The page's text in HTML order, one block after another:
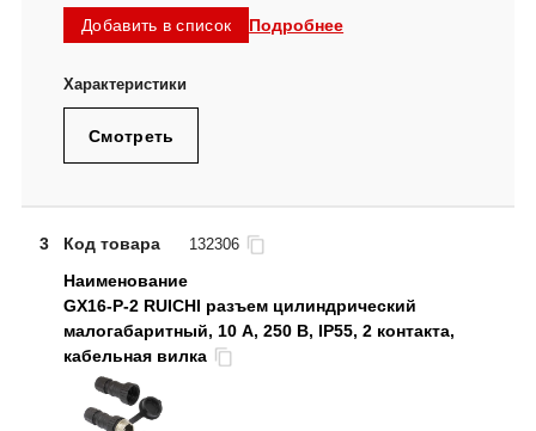
Добавить в список Подробнее
Смотреть
3 Код товара 132306
GX16-P-2 RUICHI разъем цилиндрический
малогабаритный, 10 А, 250 В, IP55, 2 контакта,
кабельная вилка